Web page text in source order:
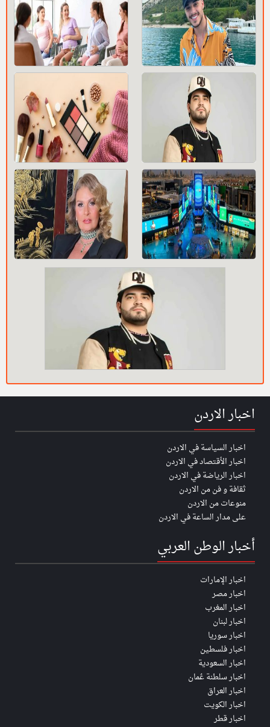
اخبار الاردن
اخبار السياسة في الاردن
اخبار الأقتصاد في الاردن
اخبار الرياضة في الاردن
ثقافة و فن من الاردن
منوعات من الاردن
على مدار الساعة في الاردن
أخبار الوطن العربي
اخبار الإمارات
اخبار مصر
اخبار المغرب
اخبار لبنان
اخبار سوريا
اخبار فلسطين
اخبار السعودية
اخبار سلطنة عُمان
اخبار العراق
اخبار الكويت
اخبار قطر